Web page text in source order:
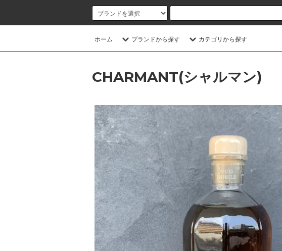
ホーム ブランドから探す カテゴリから探す
CHARMANT(シャルマン)